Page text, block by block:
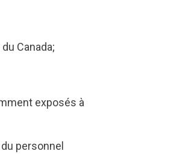
Canada;
exposés à
personnel